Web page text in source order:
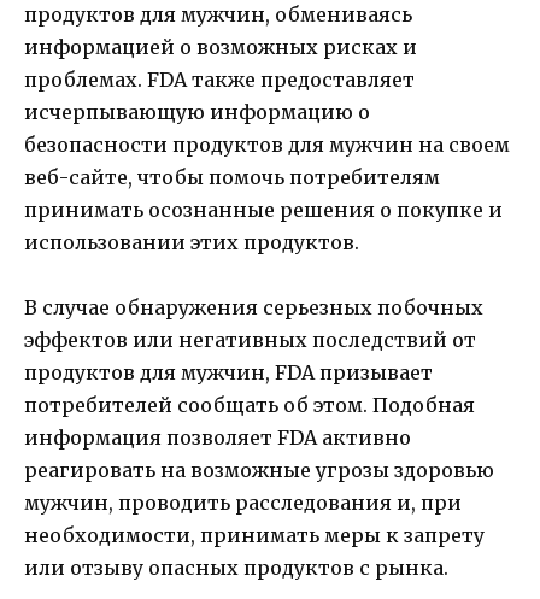
продуктов для мужчин, обмениваясь
информацией о возможных рисках и
проблемах. FDA также предоставляет
исчерпывающую информацию о
безопасности продуктов для мужчин на своем
веб-сайте, чтобы помочь потребителям
принимать осознанные решения о покупке и
использовании этих продуктов.
В случае обнаружения серьезных побочных
эффектов или негативных последствий от
продуктов для мужчин, FDA призывает
потребителей сообщать об этом. Подобная
информация позволяет FDA активно
реагировать на возможные угрозы здоровью
мужчин, проводить расследования и, при
необходимости, принимать меры к запрету
или отзыву опасных продуктов с рынка.